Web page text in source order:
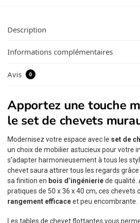
Description
Informations complémentaires
Avis 0
Apportez une touche
le set de chevets
Modernisez votre espace avec le set de
un choix de mobilier astucieux pour votre
s’adapter harmonieusement à tous les
chevet saura attirer tous les regards
sa finition en bois d’ingénieriede qualité.
pratiques de 50 x 36 x 40 cm, ces chevets
rangement efficaceet peu encombrante.
Les tables de chevet flottantes vous